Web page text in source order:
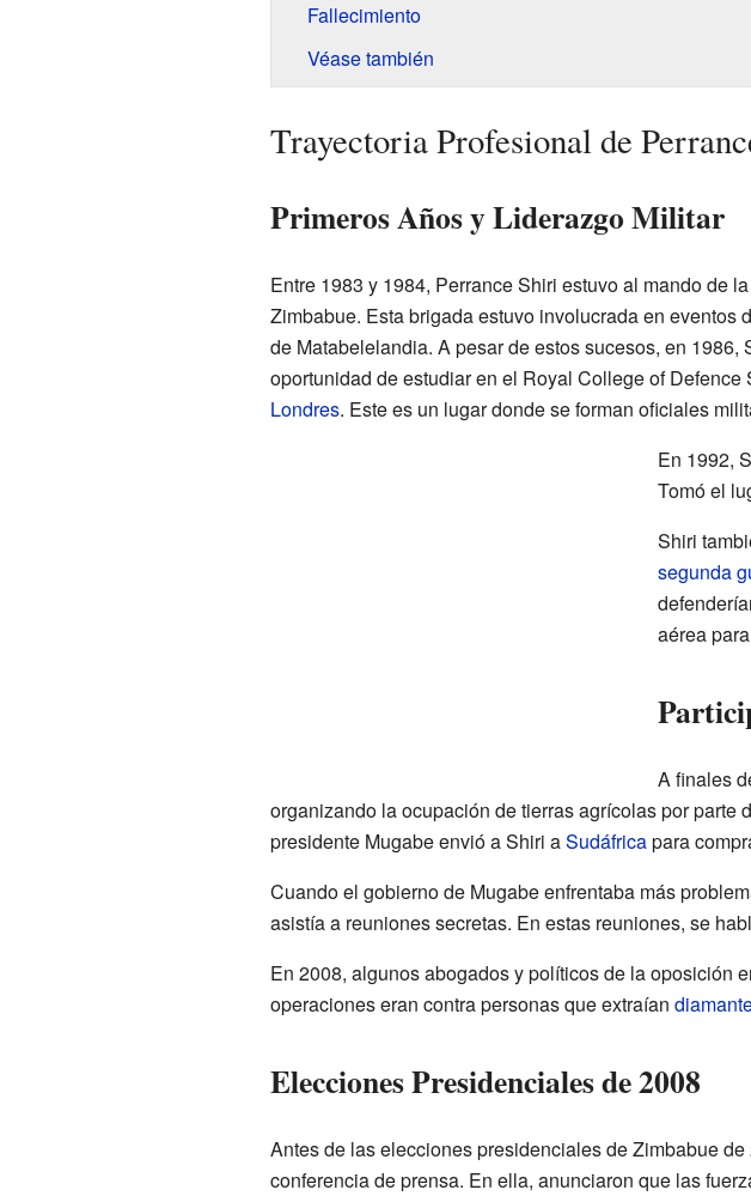
Fallecimiento
Véase también
Trayectoria Profesional de
Primeros Años y Liderazgo Militar
Entre 1983 y 1984, Perrance Shiri estuvo al mando de
Zimbabue. Esta brigada estuvo involucrada en eventos
de Matabelelandia. A pesar de estos sucesos, en 1986,
oportunidad de estudiar en el Royal College of Defence
Londres. Este es un lugar donde se forman oficiales
En 1992,
Tomó el
Shiri
segunda
aérea
A finales
organizando la ocupación de tierras agrícolas por parte
presidente Mugabe envió a Shiri aSudáfricapara
Cuando el gobierno de Mugabe enfrentaba más
asistía a reuniones secretas. En estas reuniones, se
En 2008, algunos abogados y políticos de la oposición
operaciones eran contra personas que extraían
Elecciones Presidenciales de 2008
Antes de las elecciones presidenciales de Zimbabue
conferencia de prensa. En ella, anunciaron que las